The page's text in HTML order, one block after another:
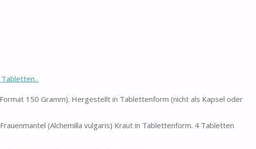
150 Gramm). Hergestellt in Tablettenform (nicht als Kapsel oder
(Alchemilla vulgaris) Kraut in Tablettenform. 4 Tabletten